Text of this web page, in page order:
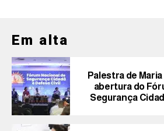
Em alta
Palestra de
abertura do
Segurança